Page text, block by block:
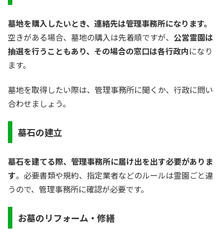
墓地を購入したいとき、連絡先は管理事務所になります。
空きがある場合、墓地の購入は先着順ですが、 公営霊園は
抽選を行うこともあり、その場合の窓口は各行政内になり
ます。
墓地を取得したい際は、管理事務所に聞くか、行政に問い
合わせましょう。
墓石の建立
墓石を建てる際、管理事務所に届け出を出す必要がありま
す。必要書類や規約、指定業者などのルールは霊園ごと違
うので、管理事務所に確認が必要です。
お墓のリフォーム・修繕